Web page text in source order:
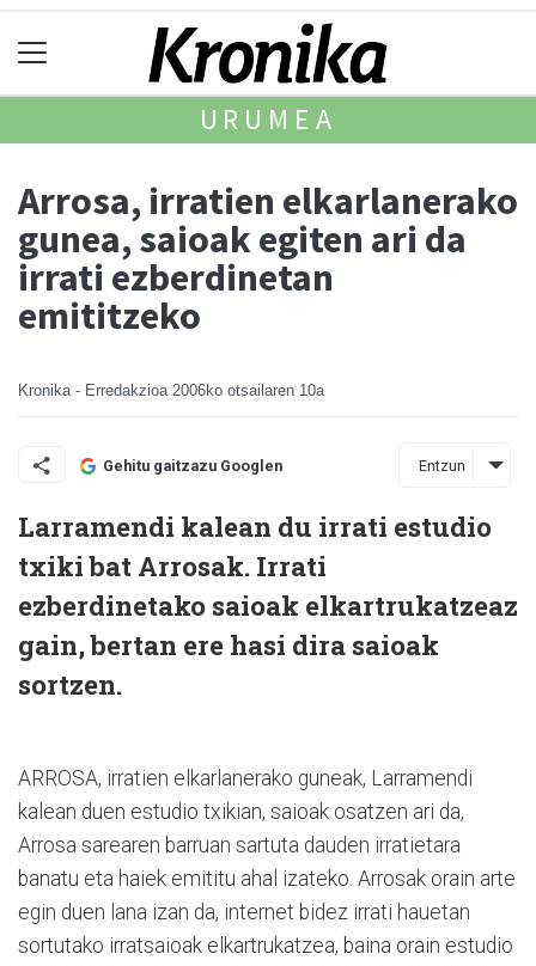
URUMEA
Arrosa, irratien elkarlanerako
gunea, saioak egiten ari da
irrati ezberdinetan
emititzeko
Kronika - Erredakzioa 2006ko otsailaren 10a
Gehitu gaitzazu Googlen Entzun
Larramendi kalean du irrati estudio
txiki bat Arrosak. Irrati
ezberdinetako saioak elkartrukatzeaz
gain, bertan ere hasi dira saioak
sortzen.
ARROSA, irratien elkarlanerako guneak, Larramendi
kalean duen estudio txikian, saioak osatzen ari da,
Arrosa sarearen barruan sartuta dauden irratietara
banatu eta haiek emititu ahal izateko. Arrosak orain arte
egin duen lana izan da, internet bidez irrati hauetan
sortutako irratsaioak elkartrukatzea, baina orain estudio